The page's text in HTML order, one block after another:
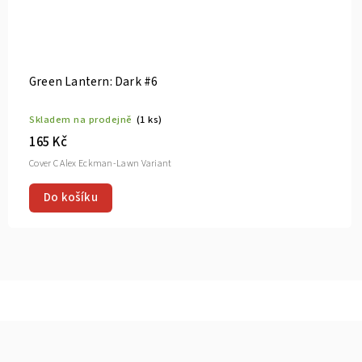
Green Lantern: Dark #6
Skladem na prodejně (1 ks)
165 Kč
Do košíku
Cover C Alex Eckman-Lawn Variant